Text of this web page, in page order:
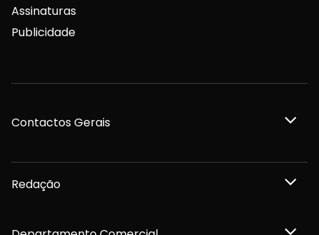
Assinaturas
Publicidade
Contactos Gerais
Redação